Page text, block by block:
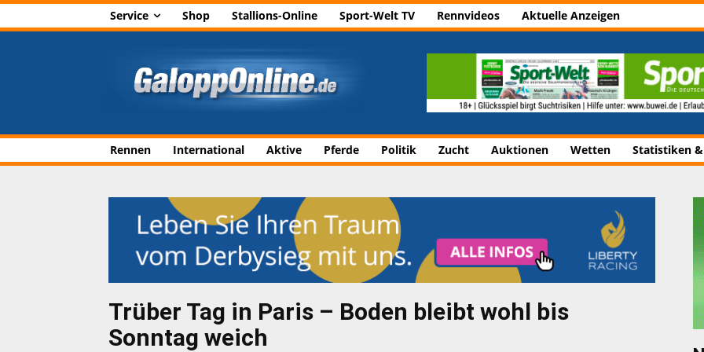
Service Shop Stallions-Online Sport-Welt TV Rennvideos Aktuelle Anzeigen
Rennen International Aktive Pferde Politik Zucht Auktionen Wetten Statistiken
Trüber Tag in Paris – Boden bleibt wohl bis
Sonntag weich